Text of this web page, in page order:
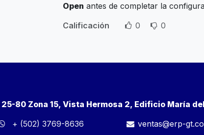
Open antes de completar la
Calificación
0 0
80 Zona 15, Vista Hermosa 2, Edificio María
+ (502) 3769-8636
ventas@erp-